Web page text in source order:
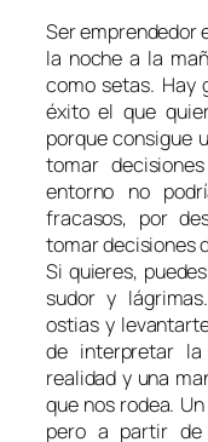
Ser emprendedor
la noche a la
como setas. Hay
éxito el que
porque consigue
tomar
entorno no
fracasos, por
tomar decisiones
Si quieres,
sudor y
ostias y
de interpretar
realidad y una
que nos rodea.
pero a partir